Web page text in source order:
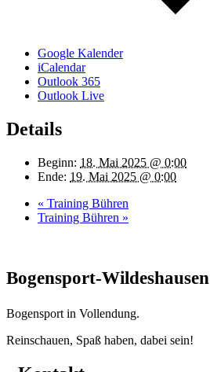
Google Kalender
iCalendar
Outlook 365
Outlook Live
Details
Beginn: 18. Mai 2025 @ 0:00
Ende: 19. Mai 2025 @ 0:00
« Training Bühren
Training Bühren »
Bogensport-Wildeshausen
Bogensport in Vollendung.
Reinschauen, Spaß haben, dabei sein!